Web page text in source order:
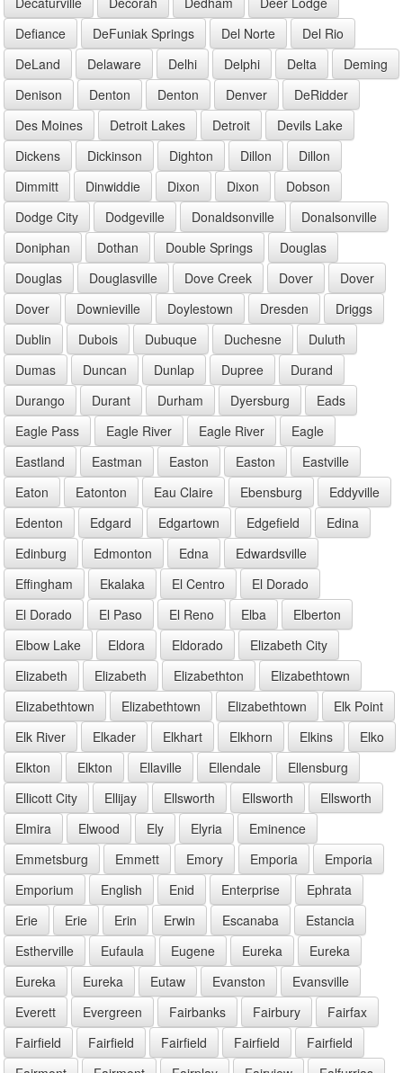
Defiance
DeFuniak Springs Del Norte
Del Rio
DeLand
Delaware Delhi Delphi Delta
Deming
Denison
Denton Denton Denver
DeRidder
Des Moines
Detroit Lakes Detroit
Devils Lake
Dickens
Dickinson Dighton Dillon
Dillon
Dimmitt
Dinwiddie Dixon Dixon
Dobson
Dodge City
Dodgeville Donaldsonville
Donalsonville
Doniphan
Dothan Double Springs
Douglas
Douglas
Douglasville Dove Creek Dover
Dover
Dover
Downieville Doylestown Dresden
Driggs
Dublin
Dubois Dubuque Duchesne
Duluth
Dumas
Duncan Dunlap Dupree
Durand
Durango
Durant Durham Dyersburg
Eads
Eagle Pass
Eagle River Eagle River
Eagle
Eastland
Eastman Easton Easton
Eastville
Eaton
Eatonton Eau Claire Ebensburg
Eddyville
Edenton
Edgard Edgartown Edgefield
Edina
Edinburg
Edmonton Edna
Edwardsville
Effingham
Ekalaka El Centro
El Dorado
El Dorado
El Paso El Reno Elba
Elberton
Elbow Lake
Eldora Eldorado
Elizabeth City
Elizabeth
Elizabeth Elizabethton
Elizabethtown
Elizabethtown
Elizabethtown Elizabethtown
Elk Point
Elk River
Elkader Elkhart Elkhorn Elkins
Elko
Elkton
Elkton Ellaville Ellendale
Ellensburg
Ellicott City
Ellijay Ellsworth Ellsworth
Ellsworth
Elmira
Elwood Ely Elyria
Eminence
Emmetsburg
Emmett Emory Emporia
Emporia
Emporium
English Enid Enterprise
Ephrata
Erie
Erie Erin Erwin Escanaba
Estancia
Estherville
Eufaula Eugene Eureka
Eureka
Eureka
Eureka Eutaw Evanston
Evansville
Everett
Evergreen Fairbanks Fairbury
Fairfax
Fairfield
Fairfield Fairfield Fairfield
Fairfield